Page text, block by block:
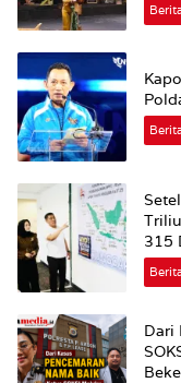
315
Dari